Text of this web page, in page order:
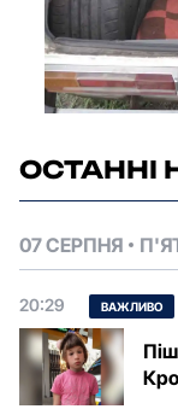
ОСТАННІ
07 СЕРПНЯ
20:29 ВАЖЛИВО